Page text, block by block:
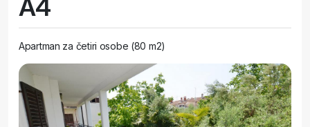
A4
Apartman za četiri osobe (80 m2)